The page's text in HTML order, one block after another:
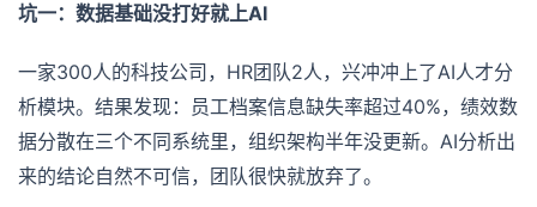
坑一：数据基础没打好就上AI
一家300人的科技公司，HR团队2人，兴冲冲上了AI人才分
析模块。结果发现：员工档案信息缺失率超过40%，绩效数
据分散在三个不同系统里，组织架构半年没更新。AI分析出
来的结论自然不可信，团队很快就放弃了。